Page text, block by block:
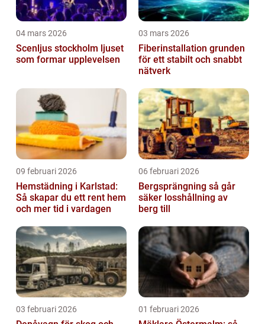
04 mars 2026
Scenljus stockholm ljuset
som formar upplevelsen
03 mars 2026
Fiberinstallation grunden
för ett stabilt och snabbt
nätverk
09 februari 2026
Hemstädning i Karlstad:
Så skapar du ett rent hem
och mer tid i vardagen
06 februari 2026
Bergsprängning så går
säker losshållning av
berg till
03 februari 2026 01 februari 2026